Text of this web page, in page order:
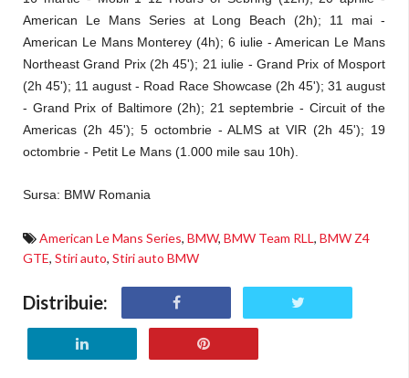
American Le Mans Series at Long Beach (2h); 11 mai -
American Le Mans Monterey (4h); 6 iulie - American Le Mans
Northeast Grand Prix (2h 45'); 21 iulie - Grand Prix of Mosport
(2h 45'); 11 august - Road Race Showcase (2h 45'); 31 august
- Grand Prix of Baltimore (2h); 21 septembrie - Circuit of the
Americas (2h 45'); 5 octombrie - ALMS at VIR (2h 45'); 19
octombrie - Petit Le Mans (1.000 mile sau 10h).
Sursa: BMW Romania
American Le Mans Series, BMW, BMW Team RLL, BMW Z4
GTE, Stiri auto, Stiri auto BMW
Distribuie: